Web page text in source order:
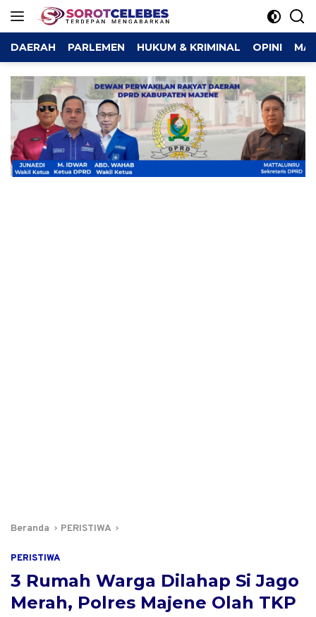
DAERAH PARLEMEN HUKUM & KRIMINAL OPINI
Beranda PERISTIWA
PERISTIWA
3 Rumah Warga Dilahap Si Jago
Merah, Polres Majene Olah TKP